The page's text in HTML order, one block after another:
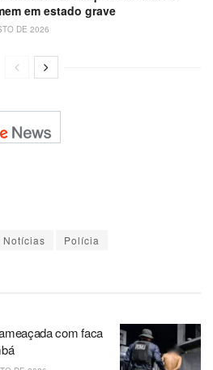
em estado grave
DE 2026
Notícias Polícia
com faca